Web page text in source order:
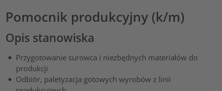
Pomocnik produkcyjny (k/m)
Opis stanowiska
Przygotowanie surowca i niezbędnych materiałów do
produkcji
Odbiór, paletyzacja gotowych wyrobów z linii